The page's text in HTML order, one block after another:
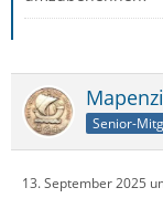
Mapenzi
Senior-
13. September 2025